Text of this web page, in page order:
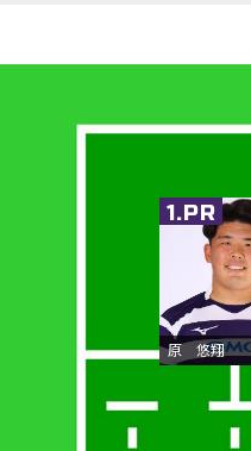
1.PR
原 悠翔